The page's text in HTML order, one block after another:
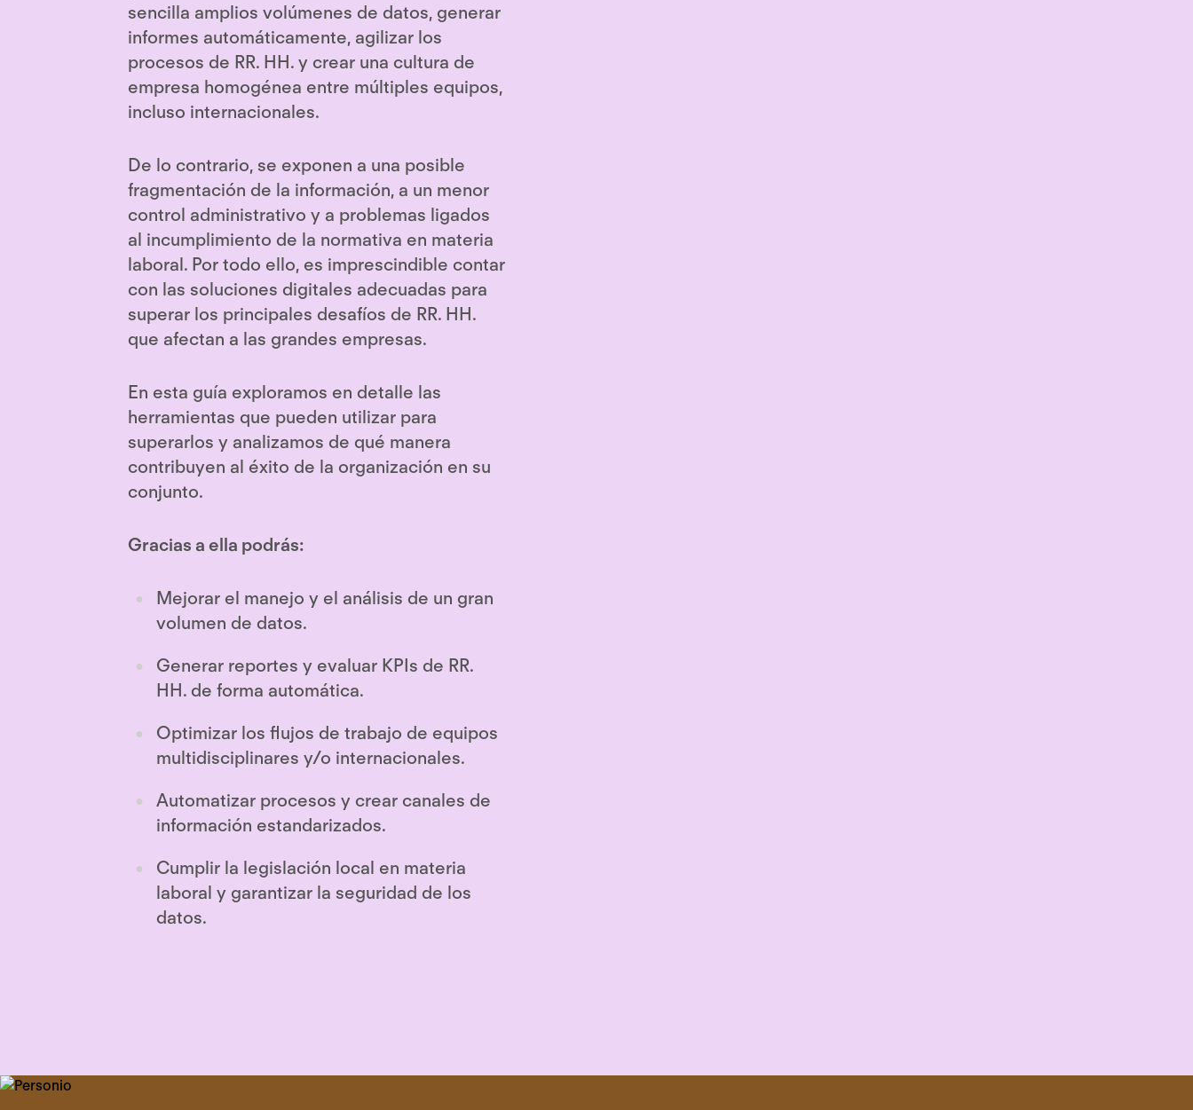
sencilla amplios volúmenes de datos, generar
informes automáticamente, agilizar los
procesos de RR. HH. y crear una cultura de
empresa homogénea entre múltiples equipos,
incluso internacionales.
De lo contrario, se exponen a una posible
fragmentación de la información, a un menor
control administrativo y a problemas ligados
al incumplimiento de la normativa en materia
laboral. Por todo ello, es imprescindible contar
con las soluciones digitales adecuadas para
superar los principales desafíos de RR. HH.
que afectan a las grandes empresas.
En esta guía exploramos en detalle las
herramientas que pueden utilizar para
superarlos y analizamos de qué manera
contribuyen al éxito de la organización en su
conjunto.
Gracias a ella podrás:
Mejorar el manejo y el análisis de un gran
volumen de datos.
Generar reportes y evaluar KPIs de RR.
HH. de forma automática.
Optimizar los flujos de trabajo de equipos
multidisciplinares y/o internacionales.
Automatizar procesos y crear canales de
información estandarizados.
Cumplir la legislación local en materia
laboral y garantizar la seguridad de los
datos.